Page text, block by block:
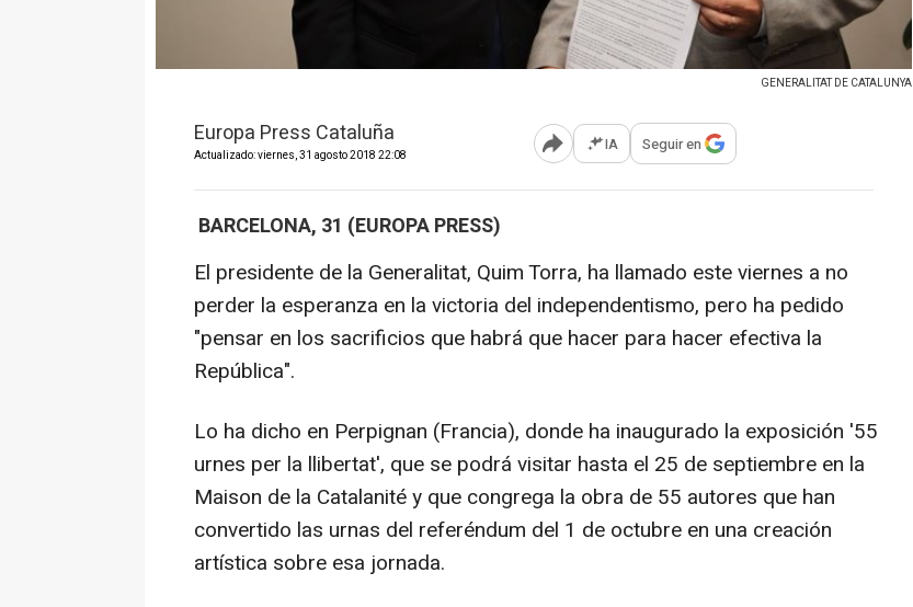
GENERALITAT DE CATALUNYA
Europa Press Cataluña
Actualizado: viernes, 31 agosto 2018 22:08 Abrir opciones para compartir
IA Seguir en
BARCELONA, 31 (EUROPA PRESS)
El presidente de la Generalitat, Quim Torra, ha llamado este viernes a no
perder la esperanza en la victoria del independentismo, pero ha pedido
"pensar en los sacrificios que habrá que hacer para hacer efectiva la
República".
Lo ha dicho en Perpignan (Francia), donde ha inaugurado la exposición '55
urnes per la llibertat', que se podrá visitar hasta el 25 de septiembre en la
Maison de la Catalanité y que congrega la obra de 55 autores que han
convertido las urnas del referéndum del 1 de octubre en una creación
artística sobre esa jornada.